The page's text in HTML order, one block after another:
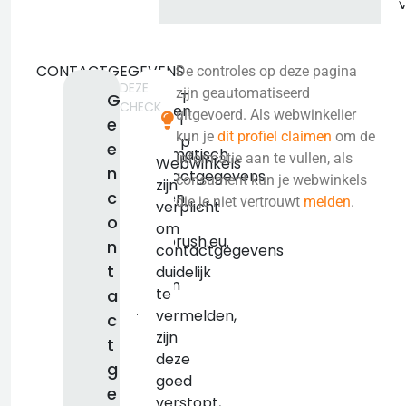
CONTACTGEGEVENS
G
e
e
n
c
o
n
t
a
c
t
g
e
We
konden
niet
automatisch
contactgegevens
vinden
testorush.eu.
raden
aan
zelf
T
i
p
Webwinkels
zijn
verplicht
om
contactgegevens
duidelijk
te
vermelden,
zijn
deze
goed
DEZE
CHECK
De controles op deze pagina
zijn geautomatiseerd
uitgevoerd. Als webwinkelier
kun je dit profiel claimen om de
informatie aan te vullen, als
consument kun je webwinkels
die je niet vertrouwt melden.